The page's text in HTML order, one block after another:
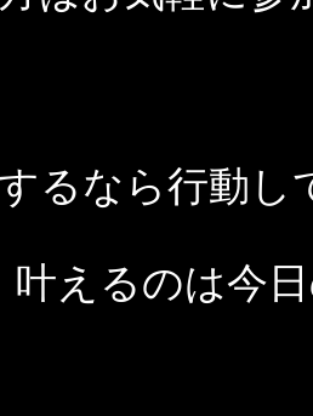
るなら行動
叶えるのは今